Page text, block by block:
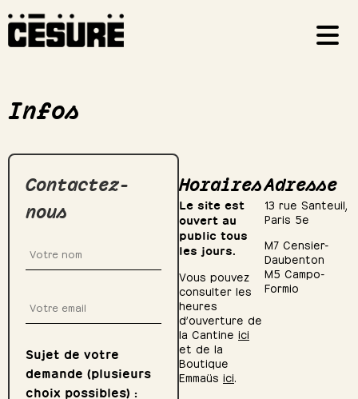
Infos
Contactez-
nous
Sujet de votre
demande (plusieurs
choix possibles) :
Horaires
Le site est
ouvert au
public tous
les jours.
Vous pouvez
consulter les
heures
d’ouverture de
la Cantine ici
et de la
Boutique
Emmaüs ici
Adresse
13 rue Santeuil,
Paris 5e
M7 Censier-
Daubenton
M5 Campo-
Formio